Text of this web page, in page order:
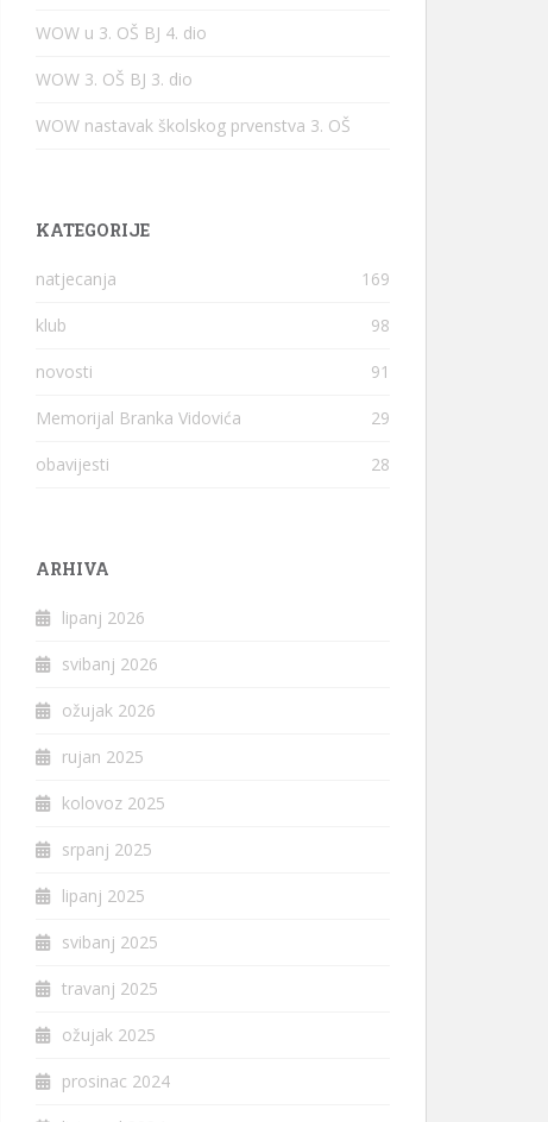
WOW u 3. OŠ BJ 4. dio
WOW 3. OŠ BJ 3. dio
WOW nastavak školskog prvenstva 3. OŠ
KATEGORIJE
natjecanja 169
klub 98
novosti 91
Memorijal Branka Vidovića 29
obavijesti 28
ARHIVA
lipanj 2026
svibanj 2026
ožujak 2026
rujan 2025
kolovoz 2025
srpanj 2025
lipanj 2025
svibanj 2025
travanj 2025
ožujak 2025
prosinac 2024